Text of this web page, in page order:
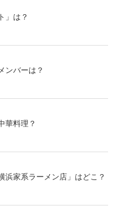
」は？
ンバーは？
華料理？
浜家系ラーメン店」はどこ？